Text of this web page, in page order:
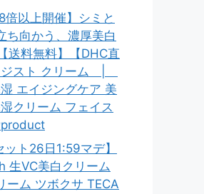
倍以上開催】シミと
ち向かう、濃厚美白
送料無料】【DHC直
ジスト クリーム |
エイジングケア 美
クリーム フェイス
ット26日1:59マデ】
生VC美白クリーム
ーム ツボクサ TECA